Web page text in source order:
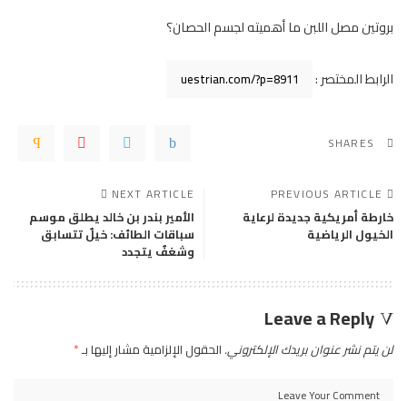
بروتين مصل اللبن ما أهميته لجسم الحصان؟
الرابط المختصر :
SHARES
PREVIOUS ARTICLE
خارطة أمريكية جديدة لرعاية
الخيول الرياضية
NEXT ARTICLE
الأمير بندر بن خالد يطلق موسم
سباقات الطائف: خيلٌ تتسابق
وشغفٌ يتجدد
Leave a Reply
لن يتم نشر عنوان بريدك الإلكتروني. الحقول الإلزامية مشار إليها بـ*